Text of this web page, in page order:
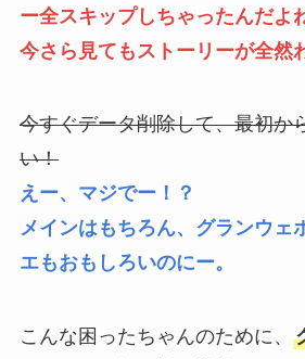
ー全スキップしちゃったんだよ
今さら見てもストーリーが全然
今すぐデータ削除して、最初か
い！
えー、マジでー！？
メインはもちろん、グランウェ
エもおもしろいのにー。
こんな困ったちゃんのために、